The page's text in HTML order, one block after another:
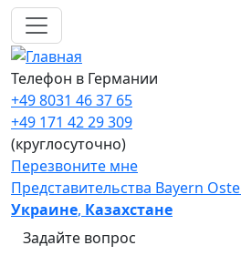
Перейти к основному содержанию
Телефон в Германии
+49 8031 46 37 65
+49 171 42 29 309
(круглосуточно)
Перезвоните мне
Представительства Bayern
Украине, Казахстане
Задайте вопрос